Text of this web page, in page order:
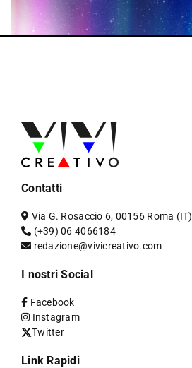
Contatti
Via G. Rosaccio 6, 00156 Roma (IT)
(+39) 06 4066184
redazione@vivicreativo.com
I nostri Social
Facebook
Instagram
Twitter
Link Rapidi